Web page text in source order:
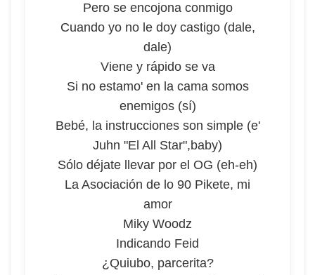
Pero se encojona conmigo
Cuando yo no le doy castigo (dale,
dale)
Viene y rápido se va
Si no estamo' en la cama somos
enemigos (sí)
Bebé, la instrucciones son simple (e'
Juhn "El All Star",baby)
Sólo déjate llevar por el OG (eh-eh)
La Asociación de lo 90 Pikete, mi
amor
Miky Woodz
Indicando Feid
¿Quiubo, parcerita?